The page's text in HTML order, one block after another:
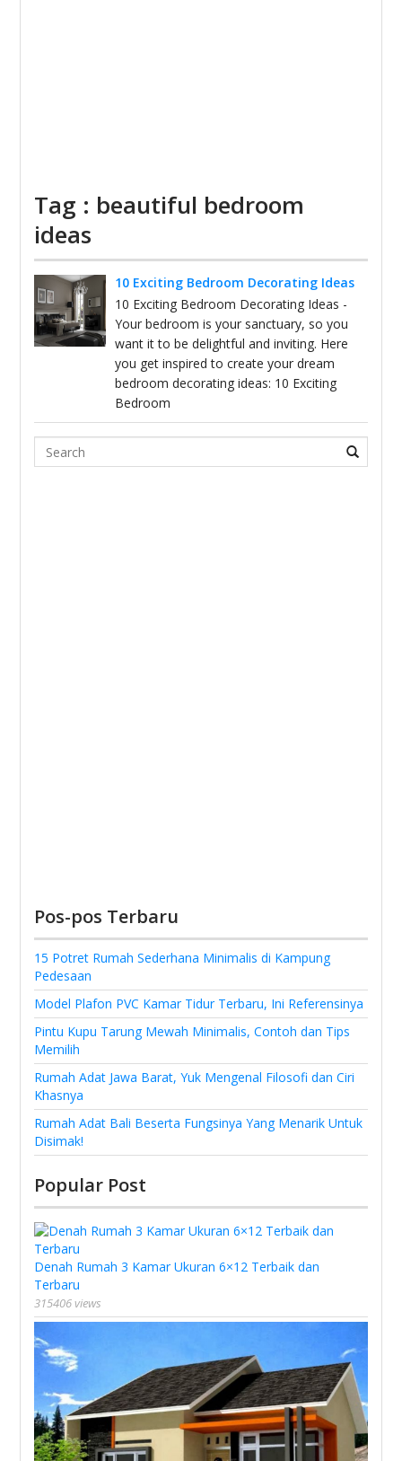
Tag : beautiful bedroom
ideas
10 Exciting Bedroom Decorating Ideas
10 Exciting Bedroom Decorating Ideas -
Your bedroom is your sanctuary, so you
want it to be delightful and inviting. Here
you get inspired to create your dream
bedroom decorating ideas: 10 Exciting
Bedroom
Search
Pos-pos Terbaru
15 Potret Rumah Sederhana Minimalis di Kampung
Pedesaan
Model Plafon PVC Kamar Tidur Terbaru, Ini Referensinya
Pintu Kupu Tarung Mewah Minimalis, Contoh dan Tips
Memilih
Rumah Adat Jawa Barat, Yuk Mengenal Filosofi dan Ciri
Khasnya
Rumah Adat Bali Beserta Fungsinya Yang Menarik Untuk
Disimak!
Popular Post
Denah Rumah 3 Kamar Ukuran 6×12 Terbaik dan
Terbaru
315406 views